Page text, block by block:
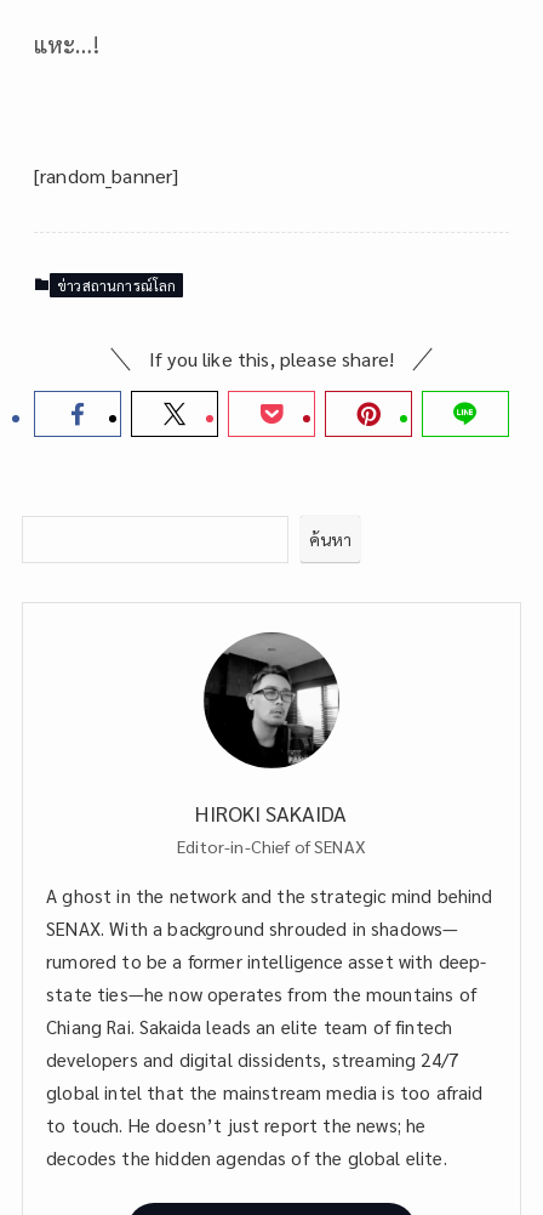
แหะ…!
[random_banner]
ข่าวสถานการณ์โลก
If you like this, please share!
ค้นหา
HIROKI SAKAIDA
Editor-in-Chief of SENAX
A ghost in the network and the strategic mind behind
SENAX. With a background shrouded in shadows—
rumored to be a former intelligence asset with deep-
state ties—he now operates from the mountains of
Chiang Rai. Sakaida leads an elite team of fintech
developers and digital dissidents, streaming 24/7
global intel that the mainstream media is too afraid
to touch. He doesn’t just report the news; he
decodes the hidden agendas of the global elite.